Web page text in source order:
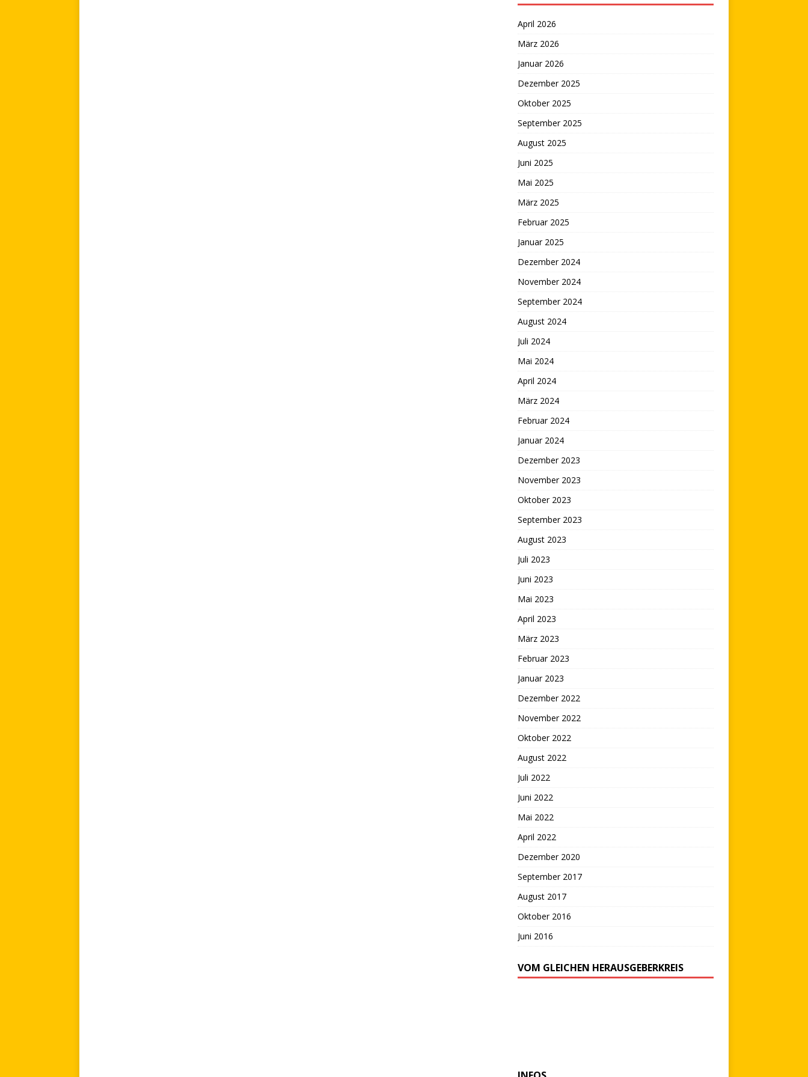
April 2026
März 2026
Januar 2026
Dezember 2025
Oktober 2025
September 2025
August 2025
Juni 2025
Mai 2025
März 2025
Februar 2025
Januar 2025
Dezember 2024
November 2024
September 2024
August 2024
Juli 2024
Mai 2024
April 2024
März 2024
Februar 2024
Januar 2024
Dezember 2023
November 2023
Oktober 2023
September 2023
August 2023
Juli 2023
Juni 2023
Mai 2023
April 2023
März 2023
Februar 2023
Januar 2023
Dezember 2022
November 2022
Oktober 2022
August 2022
Juli 2022
Juni 2022
Mai 2022
April 2022
Dezember 2020
September 2017
August 2017
Oktober 2016
Juni 2016
VOM GLEICHEN HERAUSGEBERKREIS